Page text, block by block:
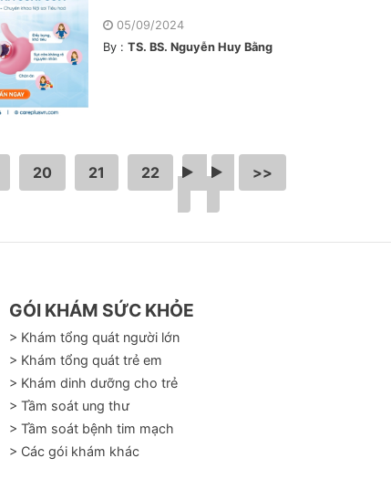
05/09/2024
By :TS. BS. Nguyễn Huy Bằng
20 21 22 >>
GÓI KHÁM SỨC KHỎE
> Khám tổng quát người lớn
> Khám tổng quát trẻ em
> Khám dinh dưỡng cho trẻ
> Tầm soát ung thư
> Tầm soát bệnh tim mạch
> Các gói khám khác